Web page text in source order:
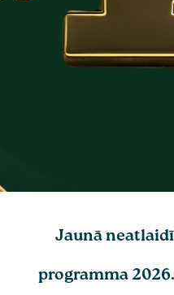
Jaunā
programma